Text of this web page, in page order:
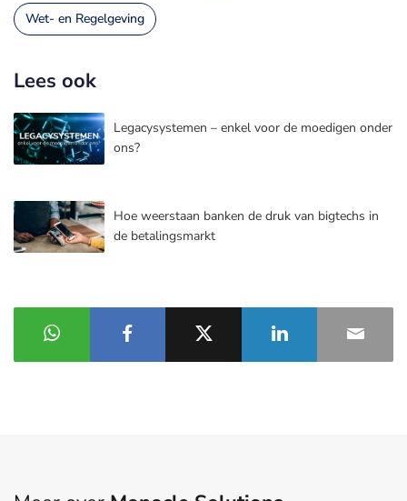
Wet- en Regelgeving
Lees ook
Legacysystemen – enkel voor de moedigen onder
ons?
Hoe weerstaan banken de druk van bigtechs in
de betalingsmarkt